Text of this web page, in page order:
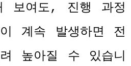
보여도, 진행 과정
계속 발생하면 전
높아질 수 있습니